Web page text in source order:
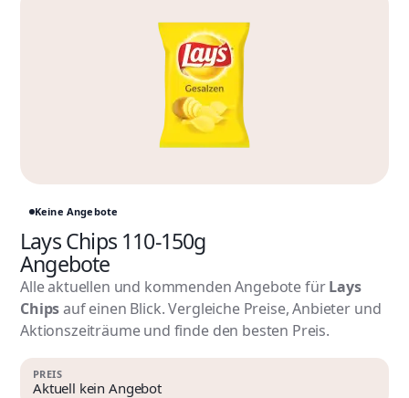
Keine Angebote
Lays Chips 110-150g
Angebote
Alle aktuellen und kommenden Angebote fürLays
Chipsauf einen Blick. Vergleiche Preise, Anbieter und
Aktionszeiträume und finde den besten Preis.
PREIS
Aktuell kein Angebot